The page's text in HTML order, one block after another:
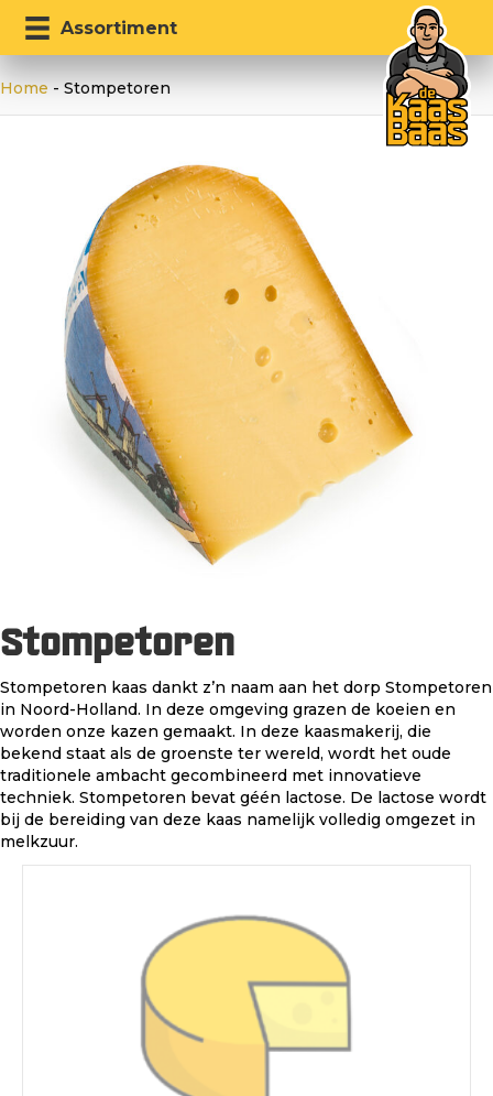
Assortiment
Home - Stompetoren
Stompetoren
Stompetoren kaas dankt z’n naam aan het dorp Stompetoren
in Noord-Holland. In deze omgeving grazen de koeien en
worden onze kazen gemaakt. In deze kaasmakerij, die
bekend staat als de groenste ter wereld, wordt het oude
traditionele ambacht gecombineerd met innovatieve
techniek. Stompetoren bevat géén lactose. De lactose wordt
bij de bereiding van deze kaas namelijk volledig omgezet in
melkzuur.